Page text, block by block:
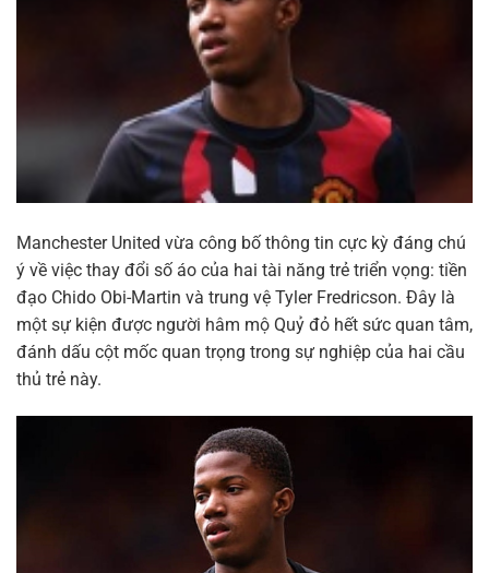
Manchester United vừa công bố thông tin cực kỳ đáng chú
ý về việc thay đổi số áo của hai tài năng trẻ triển vọng: tiền
đạo Chido Obi-Martin và trung vệ Tyler Fredricson. Đây là
một sự kiện được người hâm mộ Quỷ đỏ hết sức quan tâm,
đánh dấu cột mốc quan trọng trong sự nghiệp của hai cầu
thủ trẻ này.